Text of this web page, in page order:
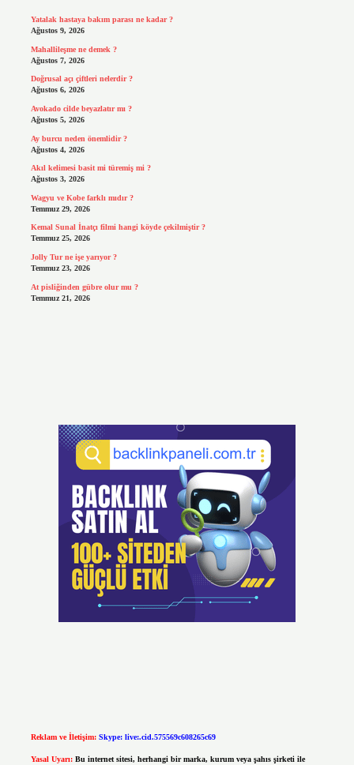
Yatalak hastaya bakım parası ne kadar ?
Ağustos 9, 2026
Mahallileşme ne demek ?
Ağustos 7, 2026
Doğrusal açı çiftleri nelerdir ?
Ağustos 6, 2026
Avokado cilde beyazlatır mı ?
Ağustos 5, 2026
Ay burcu neden önemlidir ?
Ağustos 4, 2026
Akıl kelimesi basit mi türemiş mi ?
Ağustos 3, 2026
Wagyu ve Kobe farklı mıdır ?
Temmuz 29, 2026
Kemal Sunal İnatçı filmi hangi köyde çekilmiştir ?
Temmuz 25, 2026
Jolly Tur ne işe yarıyor ?
Temmuz 23, 2026
At pisliğinden gübre olur mu ?
Temmuz 21, 2026
Reklam ve İletişim: Skype: live:.cid.575569c608265c69
Yasal Uyarı: Bu internet sitesi, herhangi bir marka, kurum veya şahıs şirketi ile